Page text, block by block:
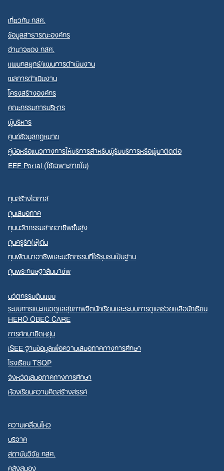
Search
for:
เกี่ยวกับ กสศ.
ข้อมูลสาธารณะองค์กร
อำนาจของ กสศ.
แผนกลยุทธ์/แผนการดำเนินงาน
ผลการดำเนินงาน
โครงสร้างองค์กร
คณะกรรมการบริหาร
ผู้บริหาร
ศูนย์ข้อมูลกฎหมาย
คู่มือหรือแนวทางการให้บริการสำหรับผู้รับบริการหรือผู้มาติดต่อ
EEF Portal (ใช้เฉพาะภายใน)
ทุนสร้างโอกาส
ทุนเสมอภาค
ทุนนวัตกรรมสายอาชีพชั้นสูง
ทุนครูรัก(ษ์)ถิ่น
ทุนพัฒนาอาชีพและนวัตกรรมที่ใช้ชุมชนเป็นฐาน
ทุนพระกนิษฐาสัมมาชีพ
นวัตกรรมต้นแบบ
ระบบการแนะแนวดูแลสุขภาพจิตนักเรียนและระบบการดูแลช่วยเหลือนักเรียน
HERO OBEC CARE
การศึกษายืดหยุ่น
iSEE ฐานข้อมูลเพื่อความเสมอภาคทางการศึกษา
โรงเรียน TSQP
จังหวัดเสมอภาคทางการศึกษา
ห้องเรียนความคิดสร้างสรรค์
ความเคลื่อนไหว
บริจาค
สถาบันวิจัย กสศ.
คลังสมอง